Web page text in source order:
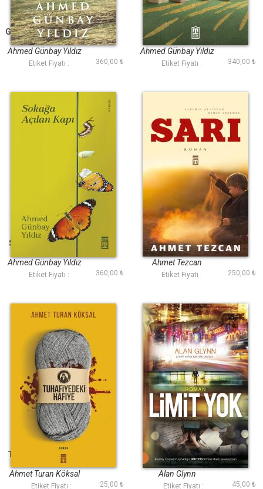
Gurbeti Ben Yaşadım
Ahmed Günbay Yıldız
Etiket Fiyatı : 360,00 ₺
Ekinler Yeşerdikçe
Ahmed Günbay Yıldız
Etiket Fiyatı : 340,00 ₺
Sokağa Açılan Kapı
Ahmed Günbay Yıldız
Etiket Fiyatı : 360,00 ₺
Sarı
Ahmet Tezcan
Etiket Fiyatı : 250,00 ₺
Tuhafiyedeki Hafiye
Ahmet Turan Köksal
Etiket Fiyatı : 25,00 ₺
Limit Yok
Alan Glynn
Etiket Fiyatı : 45,00 ₺